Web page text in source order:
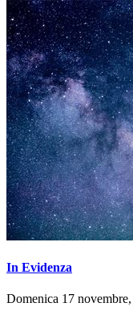
In Evidenza
Domenica 17